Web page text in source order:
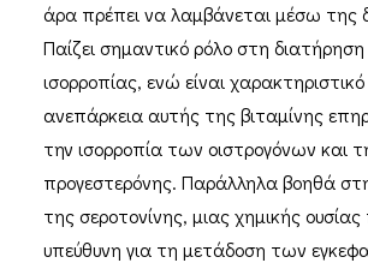
άρα πρέπει να λαμβάνεται μέσω της
Παίζει σημαντικό ρόλο στη
ισορροπίας, ενώ είναι χαρακτηριστικό
ανεπάρκεια αυτής της βιταμίνης
την ισορροπία των οιστρογόνων και
προγεστερόνης. Παράλληλα βοηθά
της σεροτονίνης, μιας χημικής ουσίας
υπεύθυνη για τη μετάδοση των